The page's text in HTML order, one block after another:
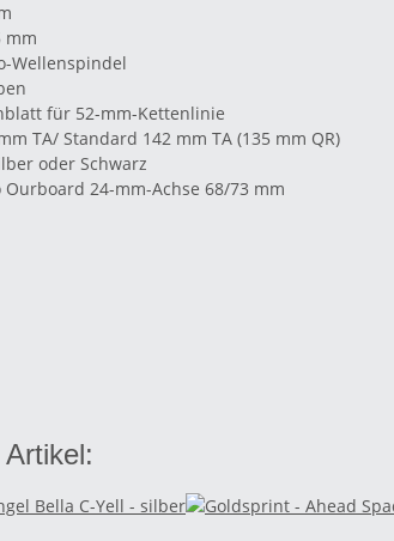
mm
Wellenspindel
für 52-mm-Kettenlinie
TA/ Standard 142 mm TA (135 mm QR)
oder Schwarz
24-mm-Achse 68/73 mm